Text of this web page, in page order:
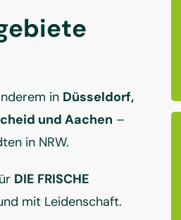
in Düsseldorf,
und Aachen –
in NRW.
DIE FRISCHE
mit Leidenschaft.